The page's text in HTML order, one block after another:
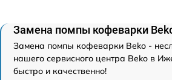
Замена помпы кофеварки
Замена помпы кофеварки Beko -
нашего сервисного центра Beko в
быстро и качественно!